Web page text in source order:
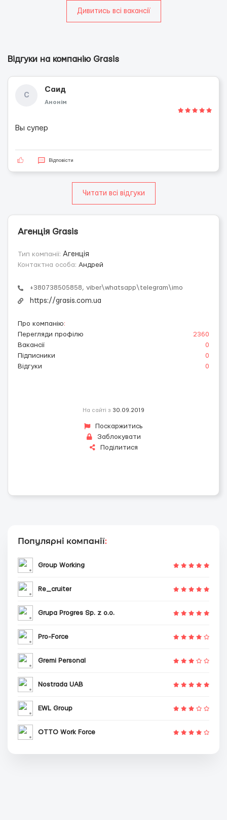
Дивитись всі вакансії
Відгуки на компанію Grasis
С
Саид
Анонім
Вы супер
Відповісти
Читати всі відгуки
Агенція Grasis
Тип компанії: Агенція
Контактна особа: Андрей
+380738505858, viber\whatsapp\telegram\imo
https://grasis.com.ua
Про компанію:
Перегляди профілю
2360
Вакансії
0
Підписники
0
Відгуки
0
На сайті з 30.09.2019
Поскаржитись
Заблокувати
Поділитися
Популярні компанії:
Group Working
Re_cruiter
Grupa Progres Sp. z o.o.
Pro-Force
Gremi Personal
Nostrada UAB
EWL Group
OTTO Work Force